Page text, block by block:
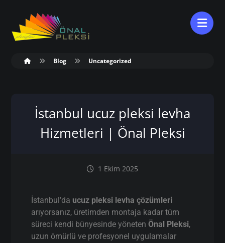
Blog Uncategorized
İstanbul ucuz pleksi levha
Hizmetleri | Önal Pleksi
1 Ekim 2025
İstanbul’da ucuz pleksi levha çözümleri
arıyorsanız, üretimden montaja kadar tüm
süreci kendi bünyesinde yönetenÖnal Pleksi,
uzun ömürlü ve profesyonel uygulamalar